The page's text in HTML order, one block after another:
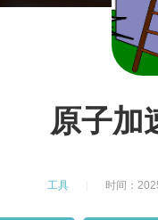
原子加
工具 时间：